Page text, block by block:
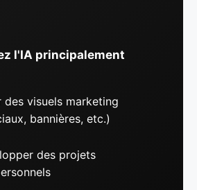
l'IA principalement
des visuels marketing
bannières, etc.)
des projets